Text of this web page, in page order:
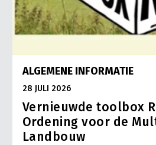
ALGEMENE INFORMATIE
28 JULI 2026
Vernieuwde toolbox
Ordening voor de
Landbouw